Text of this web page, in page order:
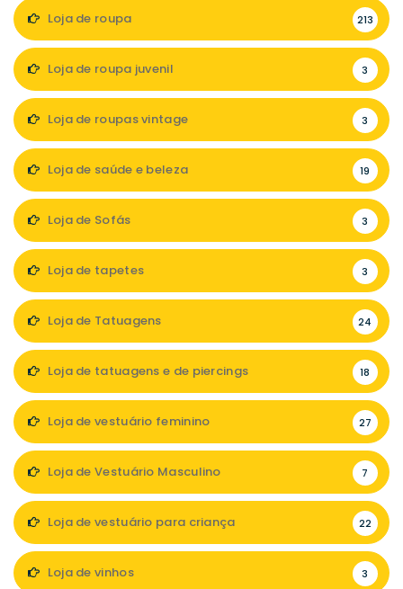
Loja de roupa 213
Loja de roupa juvenil 3
Loja de roupas vintage 3
Loja de saúde e beleza 19
Loja de Sofás 3
Loja de tapetes 3
Loja de Tatuagens 24
Loja de tatuagens e de piercings 18
Loja de vestuário feminino 27
Loja de Vestuário Masculino 7
Loja de vestuário para criança 22
Loja de vinhos 3